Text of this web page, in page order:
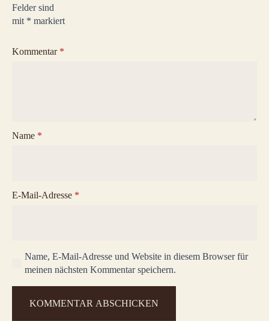
Felder sind
mit * markiert
Kommentar *
Name *
E-Mail-Adresse *
Name, E-Mail-Adresse und Website in diesem Browser für
meinen nächsten Kommentar speichern.